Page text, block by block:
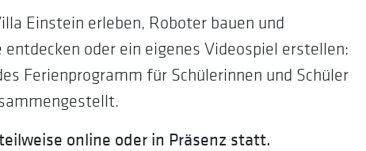
Einstein erleben, Roboter bauen und
oder ein eigenes Videospiel erstellen:
Ferienprogramm für Schülerinnen und Schüler
online oder in Präsenz statt.